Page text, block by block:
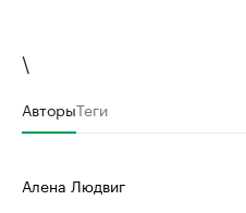
\
АвторыТеги
Алена Людвиг